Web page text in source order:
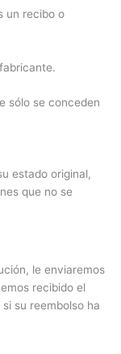
un recibo o
sólo se conceden
estado original,
que no se
le enviaremos
recibido el
su reembolso ha